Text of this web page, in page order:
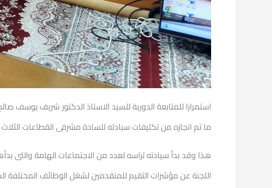
استمرارا للمتابعة الدورية للسيد الاستاذ الدكتور شريف يوسف
ما تم انجازه من تكليفات سيادته للسادة مشرفى القطاعات
هذا وقد بدأ سيادته تراسه لعدد من الاجتماعات الهامة والتى
اللجنة عن مؤشرات التقيم للمتقدمين لشغل الوظائف المختلفة